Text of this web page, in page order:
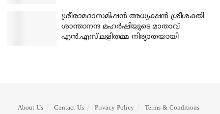
ശ്രീരാമദാസമിഷന്‍ അധ്യക്ഷന്‍ ശ്രീശക്തി
ശാന്താനന്ദ മഹര്‍ഷിയുടെ മാതാവ്
എന്‍.എസ്.ലളിതമ്മ നിര്യാതയായി
About Us Contact Us Privacy Policy Terms & Conditions